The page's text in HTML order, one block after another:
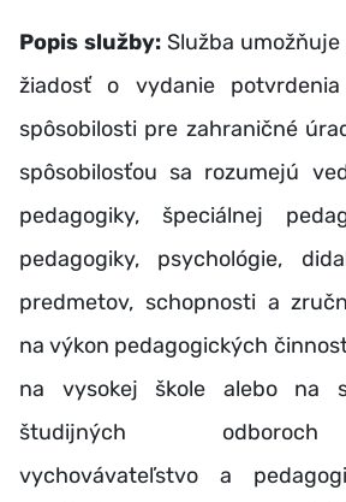
Popis služby: Služba
žiadosť o vydanie
spôsobilosti pre zahraničné
spôsobilosťou sa rozumejú
pedagogiky, špeciálnej
pedagogiky, psychológie,
predmetov, schopnosti a
na výkon pedagogických
na vysokej škole alebo na
študijných
vychovávateľstvo a